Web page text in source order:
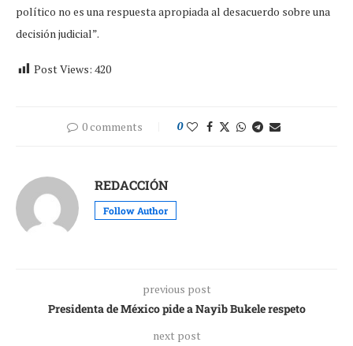
político no es una respuesta apropiada al desacuerdo sobre una
decisión judicial”.
Post Views: 420
0 comments 0
REDACCIÓN
Follow Author
previous post
Presidenta de México pide a Nayib Bukele respeto
next post